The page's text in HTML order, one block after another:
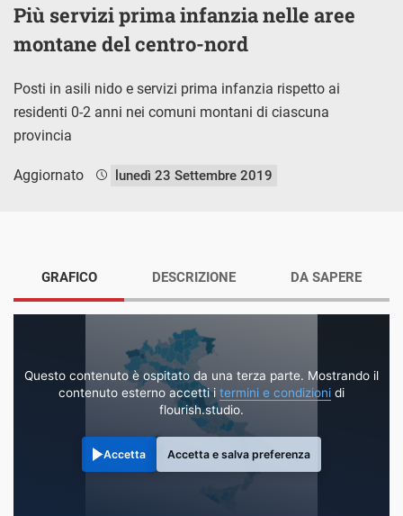
Più servizi prima infanzia nelle aree
montane del centro-nord
Posti in asili nido e servizi prima infanzia rispetto ai
residenti 0-2 anni nei comuni montani di ciascuna
provincia
Aggiornato lunedì 23 Settembre 2019
GRAFICO
Questo contenuto è ospitato da una terza parte. Mostrando il
contenuto esterno accetti i termini e condizioni di
flourish.studio.
Accetta Accetta e salva preferenza
DESCRIZIONE DA SAPERE